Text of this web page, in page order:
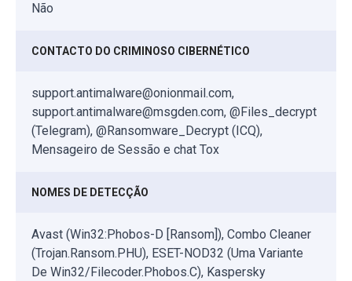
Não
CONTACTO DO CRIMINOSO CIBERNÉTICO
support.antimalware@onionmail.com,
support.antimalware@msgden.com, @Files_decrypt
(Telegram), @Ransomware_Decrypt (ICQ),
Mensageiro de Sessão e chat Tox
NOMES DE DETECÇÃO
Avast (Win32:Phobos-D [Ransom]), Combo Cleaner
(Trojan.Ransom.PHU), ESET-NOD32 (Uma Variante
De Win32/Filecoder.Phobos.C), Kaspersky